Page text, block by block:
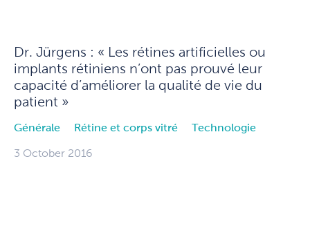
Dr. Jürgens : « Les rétines artificielles ou
implants rétiniens n’ont pas prouvé leur
capacité d’améliorer la qualité de vie du
patient »
Générale Rétine et corps vitré Technologie
3 October 2016